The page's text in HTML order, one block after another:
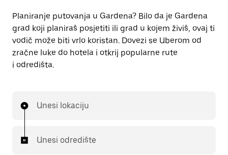
Planiranje putovanja u Gardena? Bilo da je Gardena
grad koji planiraš posjetiti ili grad u kojem živiš, ovaj ti
vodič može biti vrlo koristan. Dovezi se Uberom od
zračne luke do hotela i otkrij popularne rute
i odredišta.
Unesi lokaciju
Unesi odredište